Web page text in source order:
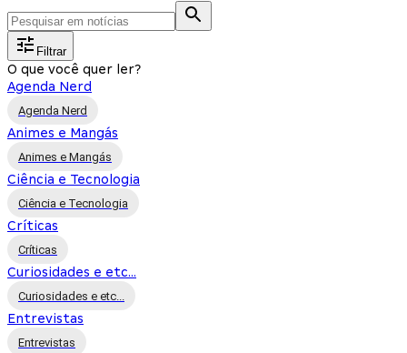
Filtrar
O que você quer ler?
Agenda Nerd
Agenda Nerd
Animes e Mangás
Animes e Mangás
Ciência e Tecnologia
Ciência e Tecnologia
Críticas
Críticas
Curiosidades e etc...
Curiosidades e etc...
Entrevistas
Entrevistas